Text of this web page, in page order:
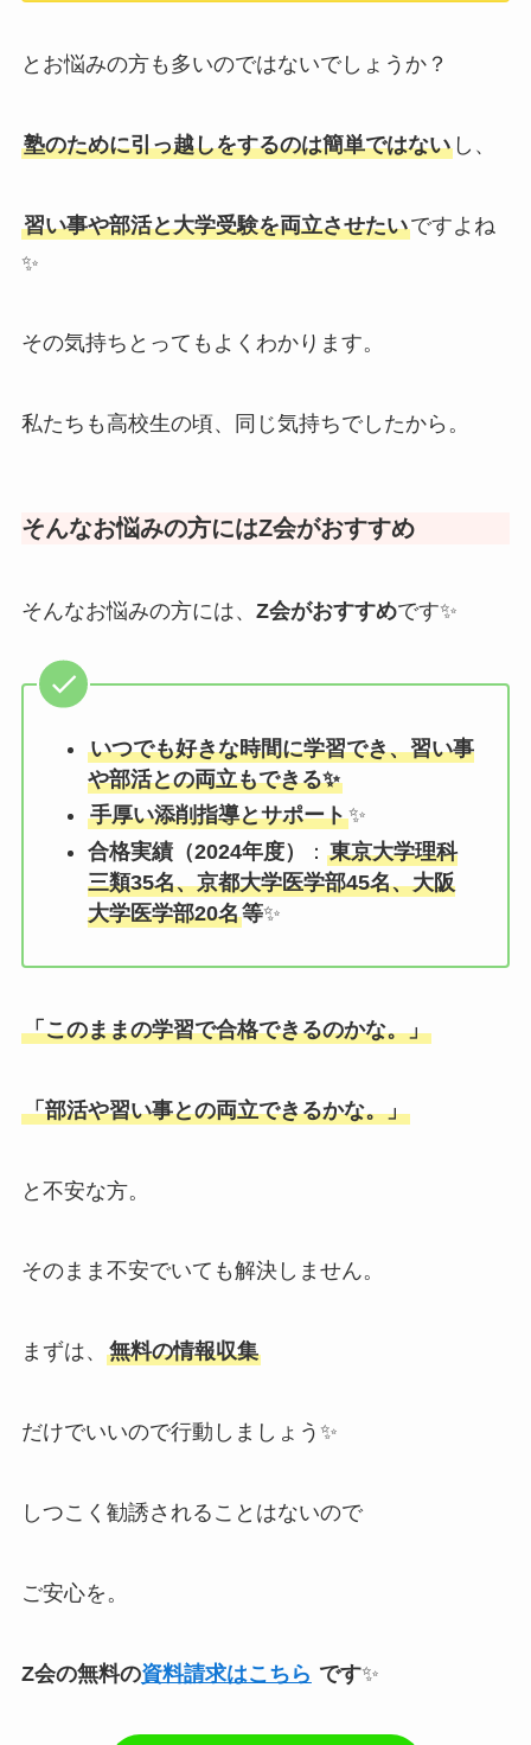
とお悩みの方も多いのではないでしょうか？
塾のために引っ越しをするのは簡単ではないし、
習い事や部活と大学受験を両立させたいですよね
✨
その気持ちとってもよくわかります。
私たちも高校生の頃、同じ気持ちでしたから。
そんなお悩みの方にはZ会がおすすめ
そんなお悩みの方には、 Z会がおすすめです✨
いつでも好きな時間に学習でき、習い事
や部活との両立もできる✨
手厚い添削指導とサポート✨
合格実績（2024年度）
： 東京大学理科
三類35名、京都大学医学部45名、大阪
大学医学部20名等✨
「このままの学習で合格できるのかな。」
「部活や習い事との両立できるかな。」
と不安な方。
そのまま不安でいても解決しません。
まずは、 無料の情報収集
だけでいいので行動しましょう✨
しつこく勧誘されることはないので
ご安心を。
Z会の無料の資料請求はこちら です✨